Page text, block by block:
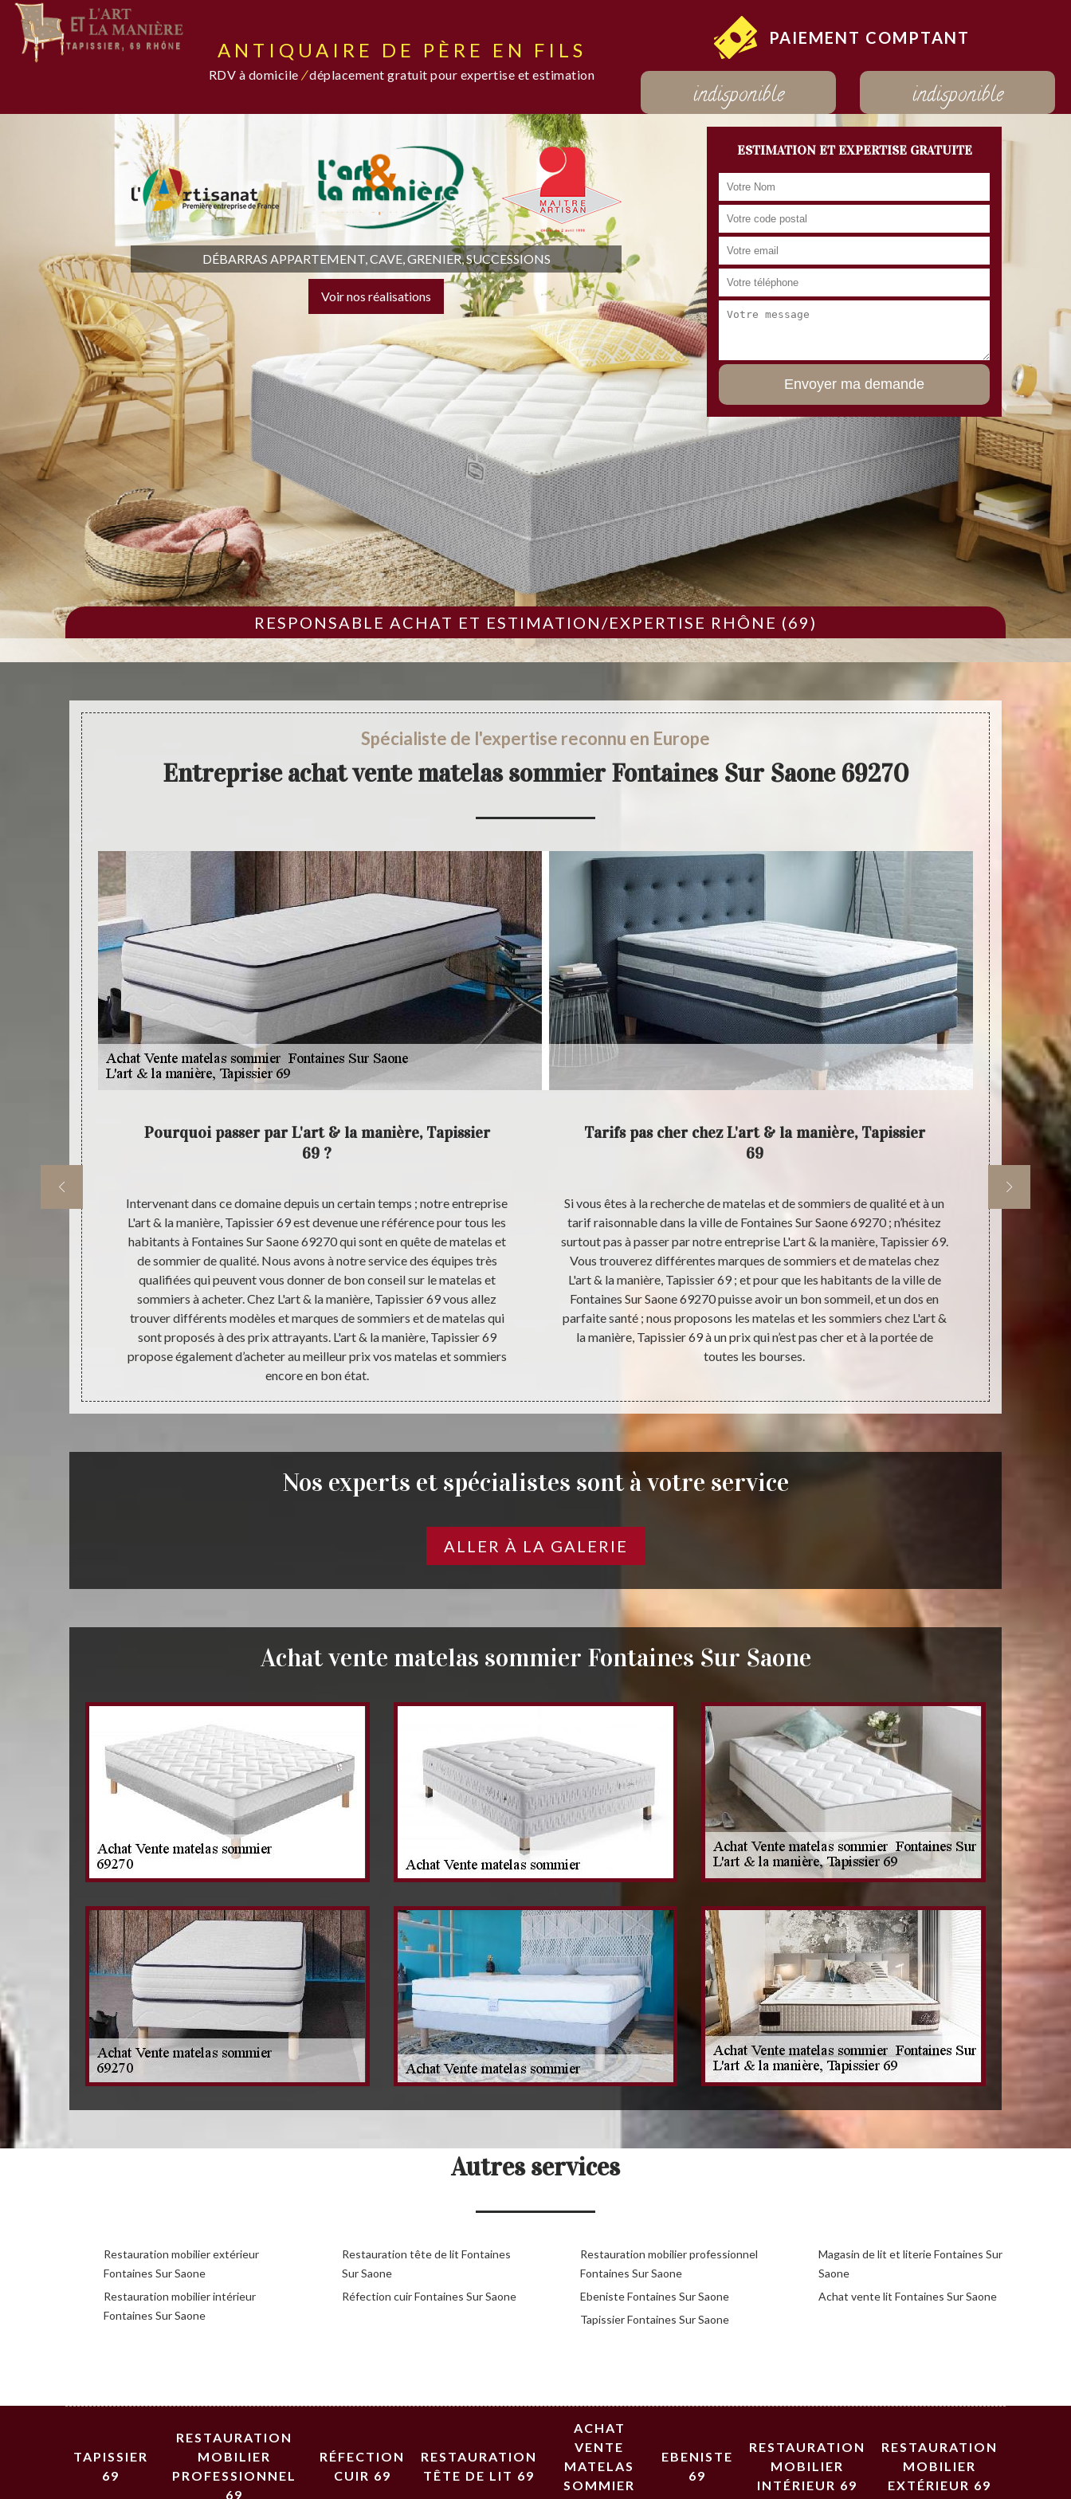
ANTIQUAIRE DE PÈRE EN FILS
RDV à domicile /déplacement gratuit pour expertise et estimation
PAIEMENT COMPTANT
indisponible indisponible
DÉBARRAS APPARTEMENT, CAVE, GRENIER, SUCCESSIONS
Voir nos réalisations
ESTIMATION ET EXPERTISE GRATUITE
RESPONSABLE ACHAT ET ESTIMATION/EXPERTISE RHÔNE (69)
Spécialiste de l'expertise reconnu en Europe
Entreprise achat vente matelas sommier Fontaines Sur Saone 69270
Pourquoi passer par L'art & la manière, Tapissier
69 ?
Intervenant dans ce domaine depuis un certain temps ; notre entreprise
L'art & la manière, Tapissier 69 est devenue une référence pour tous les
habitants à Fontaines Sur Saone 69270 qui sont en quête de matelas et
de sommier de qualité. Nous avons à notre service des équipes très
qualifiées qui peuvent vous donner de bon conseil sur le matelas et
sommiers à acheter. Chez L'art & la manière, Tapissier 69 vous allez
trouver différents modèles et marques de sommiers et de matelas qui
sont proposés à des prix attrayants. L'art & la manière, Tapissier 69
propose également d’acheter au meilleur prix vos matelas et sommiers
encore en bon état.
Tarifs pas cher chez L'art & la manière, Tapissier
69
Si vous êtes à la recherche de matelas et de sommiers de qualité et à un
tarif raisonnable dans la ville de Fontaines Sur Saone 69270 ; n’hésitez
surtout pas à passer par notre entreprise L'art & la manière, Tapissier 69.
Vous trouverez différentes marques de sommiers et de matelas chez
L'art & la manière, Tapissier 69 ; et pour que les habitants de la ville de
Fontaines Sur Saone 69270 puisse avoir un bon sommeil, et un dos en
parfaite santé ; nous proposons les matelas et les sommiers chez L'art &
la manière, Tapissier 69 à un prix qui n’est pas cher et à la portée de
toutes les bourses.
Nos experts et spécialistes sont à votre service
ALLER À LA GALERIE
Achat vente matelas sommier Fontaines Sur Saone
Autres services
Restauration mobilier extérieur
Fontaines Sur Saone
Restauration mobilier intérieur
Fontaines Sur Saone
Restauration tête de lit Fontaines
Sur Saone
Réfection cuir Fontaines Sur Saone
Restauration mobilier professionnel
Fontaines Sur Saone
Ebeniste Fontaines Sur Saone
Tapissier Fontaines Sur Saone
Magasin de lit et literie Fontaines Sur
Saone
Achat vente lit Fontaines Sur Saone
TAPISSIER
69
RESTAURATION
MOBILIER
PROFESSIONNEL
69
RÉFECTION
CUIR 69
RESTAURATION
TÊTE DE LIT 69
ACHAT
VENTE
MATELAS
SOMMIER
EBENISTE
69
RESTAURATION
MOBILIER
INTÉRIEUR 69
RESTAURATION
MOBILIER
EXTÉRIEUR 69